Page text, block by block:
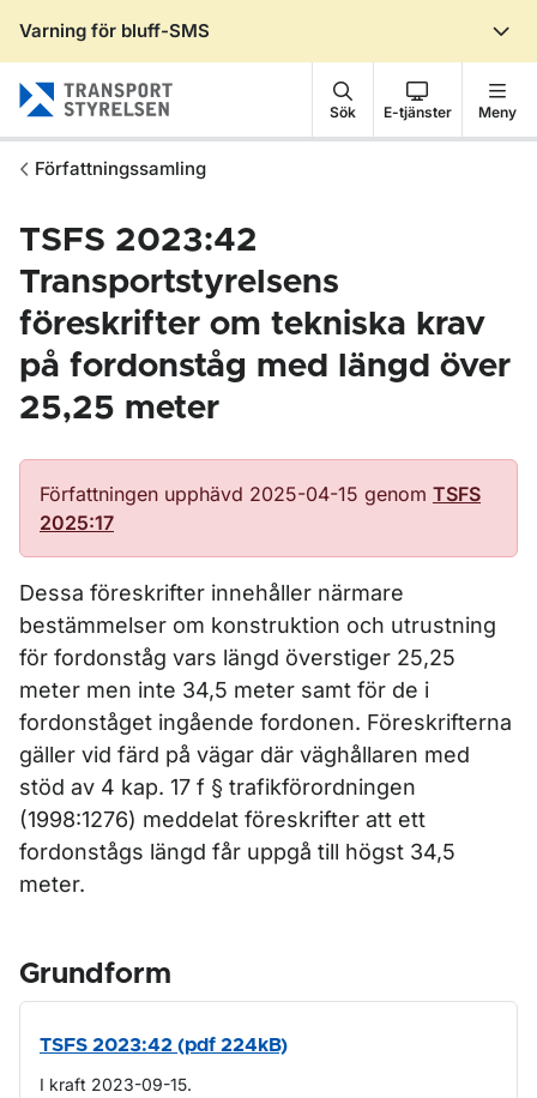
Varning för bluff-SMS
Sök E-tjänster Meny
Författningssamling
TSFS 2023:42
Transportstyrelsens
föreskrifter om tekniska krav
på fordonståg med längd över
25,25 meter
Författningen upphävd 2025-04-15 genom TSFS
2025:17
Dessa föreskrifter innehåller närmare
bestämmelser om konstruktion och utrustning
för fordonståg vars längd överstiger 25,25
meter men inte 34,5 meter samt för de i
fordonståget ingående fordonen. Föreskrifterna
gäller vid färd på vägar där väghållaren med
stöd av 4 kap. 17 f § trafikförordningen
(1998:1276) meddelat föreskrifter att ett
fordonstågs längd får uppgå till högst 34,5
meter.
Grundform
TSFS 2023:42 (pdf 224kB)
I kraft 2023-09-15.